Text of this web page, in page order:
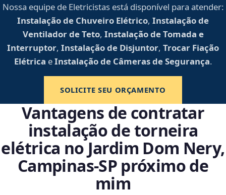
Nossa equipe de Eletricistas está disponível para atender:
Instalação de Chuveiro Elétrico, Instalação de
Ventilador de Teto, Instalação de Tomada e
Interruptor, Instalação de Disjuntor, Trocar Fiação
Elétrica eInstalação de Câmeras de Segurança.
SOLICITE SEU ORÇAMENTO
Vantagens de contratar
instalação de torneira
elétrica no Jardim Dom Nery,
Campinas‑SP próximo de
mim